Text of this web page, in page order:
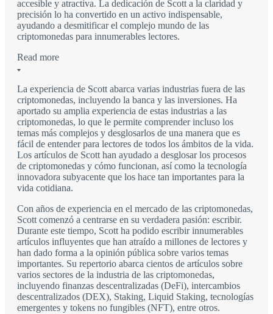
accesible y atractiva. La dedicación de Scott a la claridad y
precisión lo ha convertido en un activo indispensable,
ayudando a desmitificar el complejo mundo de las
criptomonedas para innumerables lectores.
Read more
La experiencia de Scott abarca varias industrias fuera de las
criptomonedas, incluyendo la banca y las inversiones. Ha
aportado su amplia experiencia de estas industrias a las
criptomonedas, lo que le permite comprender incluso los
temas más complejos y desglosarlos de una manera que es
fácil de entender para lectores de todos los ámbitos de la vida.
Los artículos de Scott han ayudado a desglosar los procesos
de criptomonedas y cómo funcionan, así como la tecnología
innovadora subyacente que los hace tan importantes para la
vida cotidiana.
Con años de experiencia en el mercado de las criptomonedas,
Scott comenzó a centrarse en su verdadera pasión: escribir.
Durante este tiempo, Scott ha podido escribir innumerables
artículos influyentes que han atraído a millones de lectores y
han dado forma a la opinión pública sobre varios temas
importantes. Su repertorio abarca cientos de artículos sobre
varios sectores de la industria de las criptomonedas,
incluyendo finanzas descentralizadas (DeFi), intercambios
descentralizados (DEX), Staking, Liquid Staking, tecnologías
emergentes y tokens no fungibles (NFT), entre otros.